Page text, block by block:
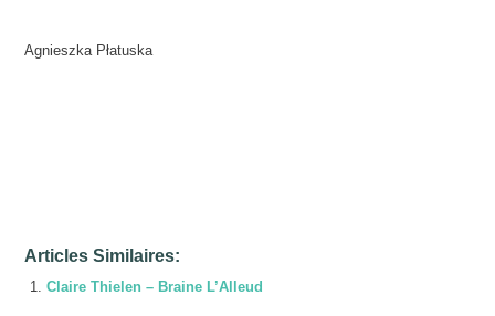
Agnieszka Płatuska
Articles Similaires:
Claire Thielen – Braine L’Alleud